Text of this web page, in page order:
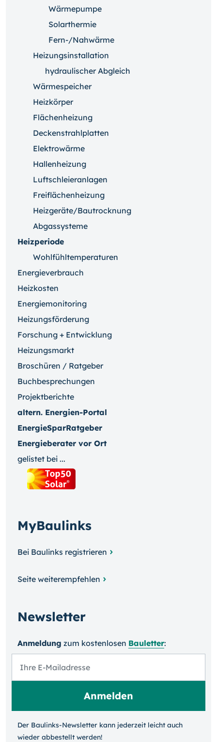
Wärmepumpe
Solarthermie
Fern-/Nahwärme
Heizungsinstallation
hydraulischer Abgleich
Wärmespeicher
Heizkörper
Flächenheizung
Deckenstrahlplatten
Elektrowärme
Hallenheizung
Luftschleieranlagen
Freiflächenheizung
Heizgeräte/Bautrocknung
Abgassysteme
Heizperiode
Wohlfühltemperaturen
Energieverbrauch
Heizkosten
Energiemonitoring
Heizungsförderung
Forschung + Entwicklung
Heizungsmarkt
Broschüren / Ratgeber
Buchbesprechungen
Projektberichte
altern. Energien-Portal
EnergieSparRatgeber
Energieberater vor Ort
gelistet bei ...
MyBaulinks
Bei Baulinks registrieren
Seite weiterempfehlen
Newsletter
Anmeldung zum kosten­losen Bauletter:
Der Baulinks-Newsletter kann jeder­zeit leicht auch
wieder ab­bestellt werden!